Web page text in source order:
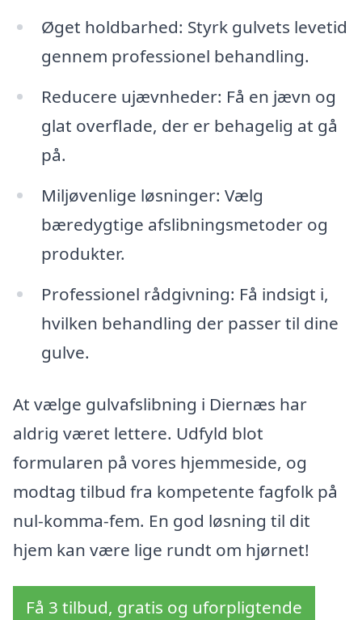
Øget holdbarhed: Styrk gulvets levetid
gennem professionel behandling.
Reducere ujævnheder: Få en jævn og
glat overflade, der er behagelig at gå
på.
Miljøvenlige løsninger: Vælg
bæredygtige afslibningsmetoder og
produkter.
Professionel rådgivning: Få indsigt i,
hvilken behandling der passer til dine
gulve.
At vælge gulvafslibning i Diernæs har
aldrig været lettere. Udfyld blot
formularen på vores hjemmeside, og
modtag tilbud fra kompetente fagfolk på
nul-komma-fem. En god løsning til dit
hjem kan være lige rundt om hjørnet!
Få 3 tilbud, gratis og uforpligtende